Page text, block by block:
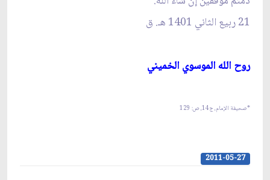
21 ربيع الثاني 1401 هـ. ق‏
روح الله الموسوي الخميني‏
*صحيفة الإمام، ج‏14، ص: 129
2011-05-27